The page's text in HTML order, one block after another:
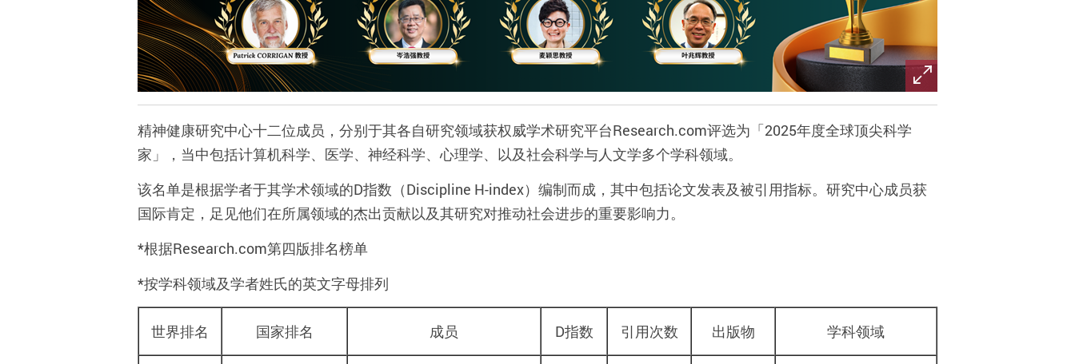
精神健康研究中心十二位成员，分别于其各自研究领域获权威学术研究平台Research.com评选为「2025年度全球顶尖科学
家」，当中包括计算机科学、医学、神经科学、心理学、以及社会科学与人文学多个学科领域。
该名单是根据学者于其学术领域的D指数（Discipline H-index）编制而成，其中包括论文发表及被引用指标。研究中心成员获
国际肯定，足见他们在所属领域的杰出贡献以及其研究对推动社会进步的重要影响力。
*根据Research.com第四版排名榜单
*按学科领域及学者姓氏的英文字母排列
世界排名 国家排名 成员 D指数 引用次数 出版物 学科领域